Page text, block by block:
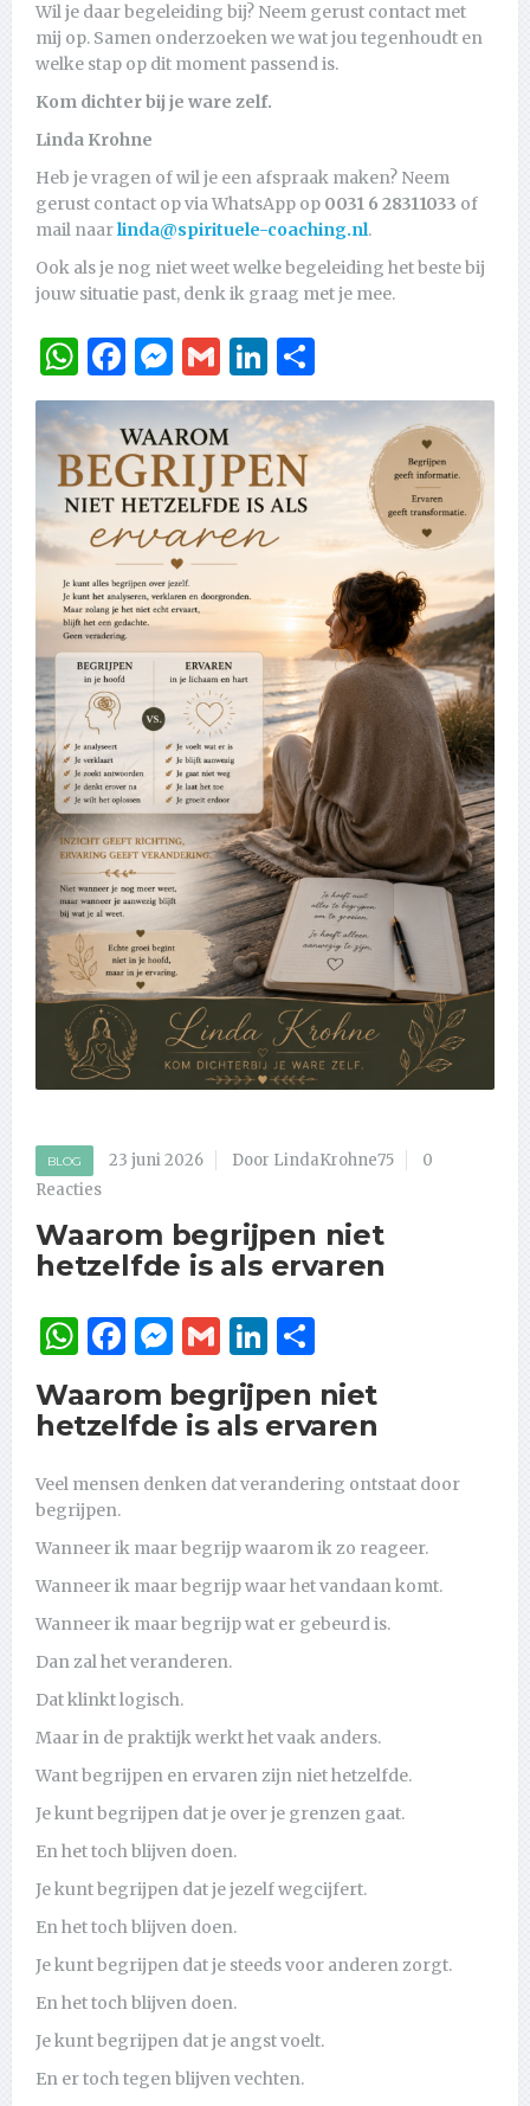
Wil je daar begeleiding bij? Neem gerust contact met
mij op. Samen onderzoeken we wat jou tegenhoudt en
welke stap op dit moment passend is.
Kom dichter bij je ware zelf.
Linda Krohne
Heb je vragen of wil je een afspraak maken? Neem
gerust contact op via WhatsApp op 0031 6 28311033 of
mail naarlinda@spirituele-coaching.nl.
Ook als je nog niet weet welke begeleiding het beste bij
jouw situatie past, denk ik graag met je mee.
WhatsApp
Facebook
Messenger
GmailLinkedIn
BLOG 23 juni 2026 Door LindaKrohne75
0
Reacties
Waarom begrijpen niet
hetzelfde is als ervaren
WhatsApp
Facebook
Messenger
GmailLinkedIn
Waarom begrijpen niet
hetzelfde is als ervaren
Veel mensen denken dat verandering ontstaat door
begrijpen.
Wanneer ik maar begrijp waarom ik zo reageer.
Wanneer ik maar begrijp waar het vandaan komt.
Wanneer ik maar begrijp wat er gebeurd is.
Dan zal het veranderen.
Dat klinkt logisch.
Maar in de praktijk werkt het vaak anders.
Want begrijpen en ervaren zijn niet hetzelfde.
Je kunt begrijpen dat je over je grenzen gaat.
En het toch blijven doen.
Je kunt begrijpen dat je jezelf wegcijfert.
En het toch blijven doen.
Je kunt begrijpen dat je steeds voor anderen zorgt.
En het toch blijven doen.
Je kunt begrijpen dat je angst voelt.
En er toch tegen blijven vechten.